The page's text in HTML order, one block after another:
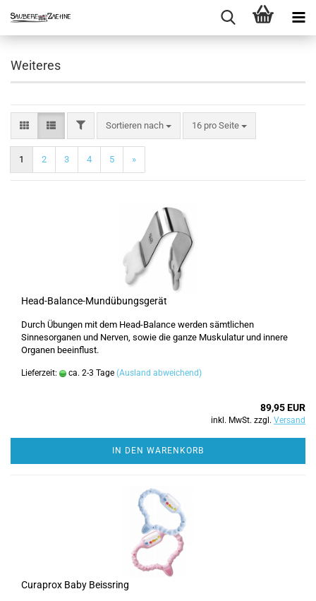
Weiteres
FILTERSortieren nach
Sortieren nach 16 pro Seite
pro Seite
1 2 3 4 5 »
Head-Balance-Mundübungsgerät
Durch Übungen mit dem Head-Balance werden sämtlichen
Sinnesorganen und Nerven, sowie die ganze Muskulatur und innere
Organen beeinflust.
Lieferzeit: ca. 2-3 Tage (Ausland abweichend)
89,95 EUR
inkl. MwSt. zzgl. Versand
IN DEN WARENKORB
Curaprox Baby Beissring